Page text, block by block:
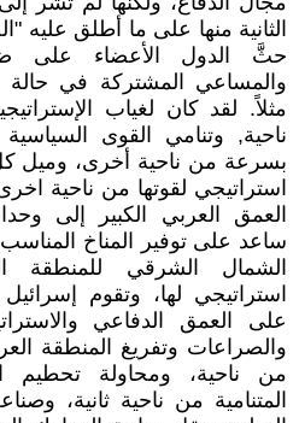
الثانية منها على ما أطلق عليه
حثَّ الدول الأعضاء على
والمساعي المشتركة في حالة
مثلاً. لقد كان لغياب
ناحية, وتنامي القوى
بسرعة من ناحية أخرى، وميل
استراتيجي لقوتها من ناحية
العمق العربي الكبير إلى
ساعد على توفير المناخ
الشمال الشرقي للمنطقة
استراتيجي لها، وتقوم
على العمق الدفاعي
والصراعات وتفريغ المنطقة
من ناحية، ومحاولة تحطيم
المتنامية من ناحية ثانية،